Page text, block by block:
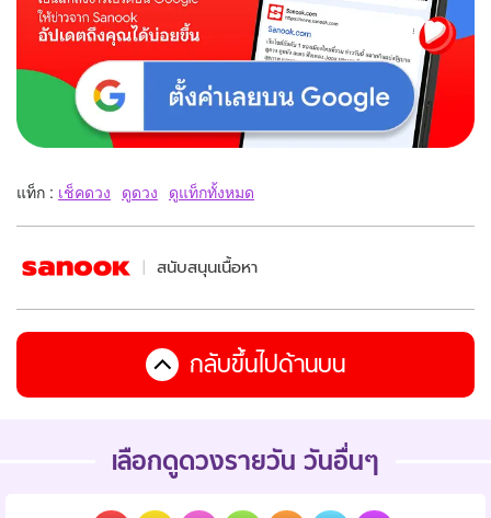
แท็ก : เช็คดวง ดูดวง ดูแท็กทั้งหมด
สนับสนุนเนื้อหา
กลับขึ้นไปด้านบน
เลือกดูดวงรายวัน วันอื่นๆ